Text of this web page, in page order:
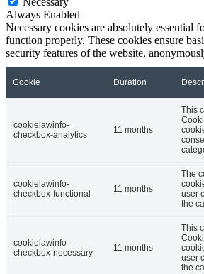
Always Enabled
Necessary cookies are absolutely essential
function properly. These cookies ensure
security features of the website,
Cookie Duration
cookielawinfo-
checkbox-analytics
11 months
This
cookielawinfo-
checkbox-functional
11 months
The
user
the
cookielawinfo-
checkbox-necessary
11 months
This
user
the